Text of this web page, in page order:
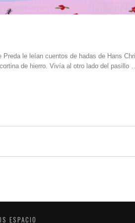
Preda le leían cuentos de hadas de Hans
de hierro. Vivía al otro lado del pasillo …
ESPACIO